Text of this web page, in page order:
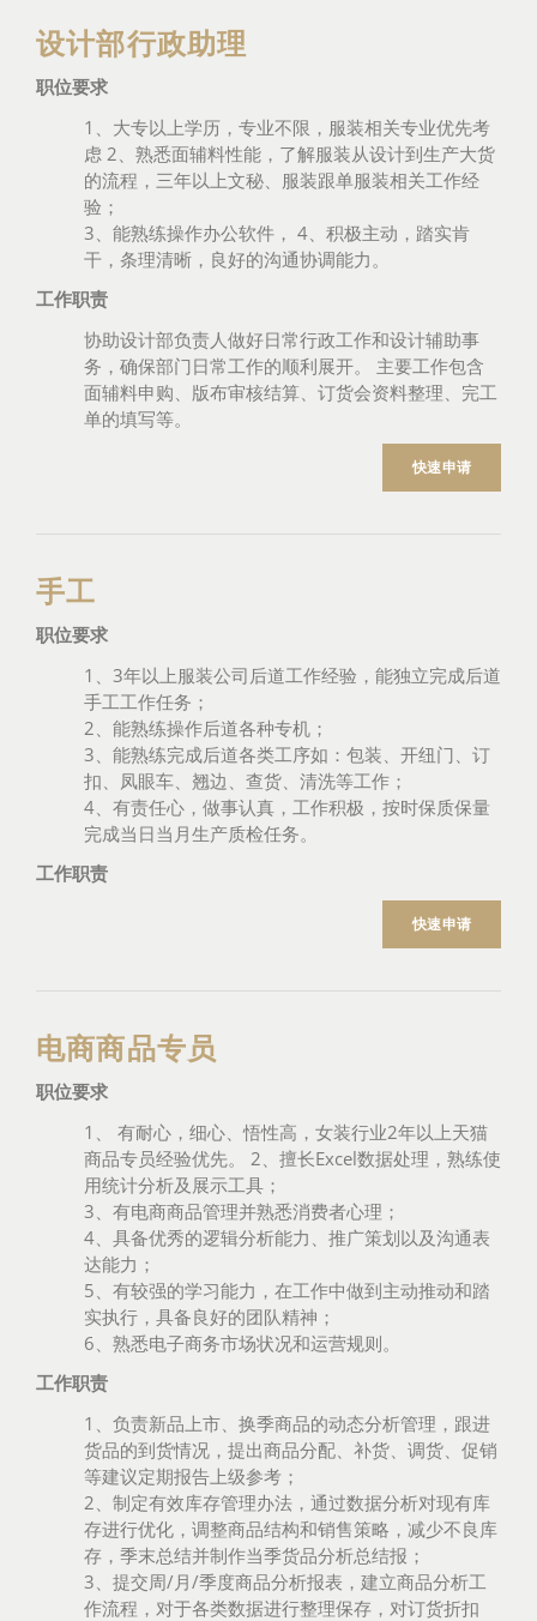
设计部行政助理
职位要求
1、大专以上学历，专业不限，服装相关专业优先考
虑 2、熟悉面辅料性能，了解服装从设计到生产大货
的流程，三年以上文秘、服装跟单服装相关工作经
验；
3、能熟练操作办公软件， 4、积极主动，踏实肯
干，条理清晰，良好的沟通协调能力。
工作职责
协助设计部负责人做好日常行政工作和设计辅助事
务，确保部门日常工作的顺利展开。 主要工作包含
面辅料申购、版布审核结算、订货会资料整理、完工
单的填写等。
快速申请
手工
职位要求
1、3年以上服装公司后道工作经验，能独立完成后道
手工工作任务；
2、能熟练操作后道各种专机；
3、能熟练完成后道各类工序如：包装、开纽门、订
扣、凤眼车、翘边、查货、清洗等工作；
4、有责任心，做事认真，工作积极，按时保质保量
完成当日当月生产质检任务。
工作职责
快速申请
电商商品专员
职位要求
1、 有耐心，细心、悟性高，女装行业2年以上天猫
商品专员经验优先。 2、擅长Excel数据处理，熟练使
用统计分析及展示工具；
3、有电商商品管理并熟悉消费者心理；
4、具备优秀的逻辑分析能力、推广策划以及沟通表
达能力；
5、有较强的学习能力，在工作中做到主动推动和踏
实执行，具备良好的团队精神；
6、熟悉电子商务市场状况和运营规则。
工作职责
1、负责新品上市、换季商品的动态分析管理，跟进
货品的到货情况，提出商品分配、补货、调货、促销
等建议定期报告上级参考；
2、制定有效库存管理办法，通过数据分析对现有库
存进行优化，调整商品结构和销售策略，减少不良库
存，季末总结并制作当季货品分析总结报；
3、提交周/月/季度商品分析报表，建立商品分析工
作流程，对于各类数据进行整理保存，对订货折扣